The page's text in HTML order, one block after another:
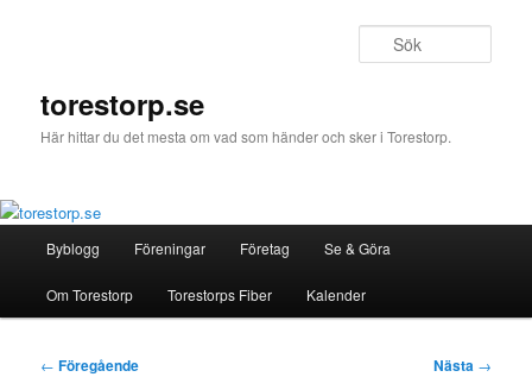
torestorp.se
Här hittar du det mesta om vad som händer och sker i Torestorp.
Byblogg Föreningar Företag Se & Göra
Om Torestorp Torestorps Fiber Kalender
Inläggsnavigering
← Föregående Nästa →